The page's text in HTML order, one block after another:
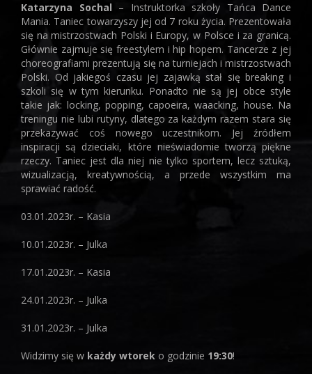
Katarzyna Sochal – Instruktorka szkoły Tańca Dance
Mania. Taniec towarzyszy jej od 7 roku życia. Prezentowała
się na mistrzostwach Polski i Europy, w Polsce i za granicą.
Głównie zajmuje się freestylem i hip hopem. Tancerze z jej
choreografiami prezentują się na turniejach i mistrzostwach
Polski. Od jakiegoś czasu jej zajawką stał się breaking i
szkoli się w tym kierunku. Ponadto nie są jej obce style
takie jak: locking, popping, capoeira, waacking, house. Na
treningu nie lubi rutyny, dlatego za każdym razem stara się
przekazywać coś nowego uczestnikom. Jej źródłem
inspiracji są dzieciaki, które nieświadomie tworzą piękne
rzeczy. Taniec jest dla niej nie tylko sportem, lecz sztuką,
wizualizacją, kreatywnością, a przede wszystkim ma
sprawiać radość.
03.01.2023r. – Kasia
10.01.2023r. – Julka
17.01.2023r. – Kasia
24.01.2023r. – Julka
31.01.2023r. – Julka
Widzimy się w każdy wtorek o godzinie 19:30!